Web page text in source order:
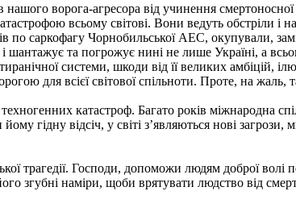
ворога-агресора від учинення
всьому світові. Вони ведуть обстріли і
по саркофагу Чорнобильської АЕС, окупували,
та погрожує нині не лише Україні, а
системи, шкоди від її великих амбіцій,
для всієї світової спільноти. Проте, на
катастроф. Багато років міжнародна
гідну відсіч, у світі з’являються нові загрози,
трагедії. Господи, допоможи людям доброї волі
згубні наміри, щоби врятувати людство від